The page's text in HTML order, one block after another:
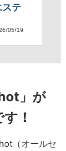
ステ
05/19
」が
！
（オールセ